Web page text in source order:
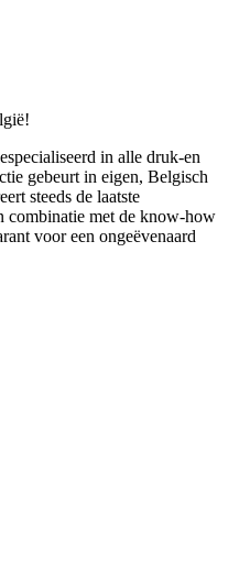
in alle druk-en
gebeurt in eigen, Belgisch
steeds de laatste
combinatie met de know-how
voor een ongeëvenaard